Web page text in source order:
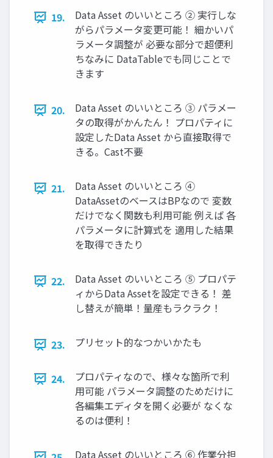
19.
Data Asset のいいところ ② 実行しな
がらパラメータ変更可能！ 細かいパ
ラメータ調整が 必要な部分で超便利
ちなみに DataTableでも同じことで
きます
20.
Data Asset のいいところ ③ パラメー
タの取得がかんたん！ プロパティに
設定したData Asset から直接取得で
きる。Cast不要
21.
Data Asset のいいところ ④
DataAssetのベースはBPなので 変数
だけでなく関数も利用可能 例えば 各
パラメータに計算式を 適用した結果
を取得できたり
22.
Data Asset のいいところ ⑤ プロパテ
ィからData Assetを設定できる！ 差
し替えが簡単！量産もラクラク！
23. プリセット的なつかいかたも
24.
プロパティなので、様々な箇所で利
用可能 パラメータ調整のためだけに
各編集エディタを開く必要が なくな
るのは便利！
Data Asset のいいところ ⑥ 作業分担